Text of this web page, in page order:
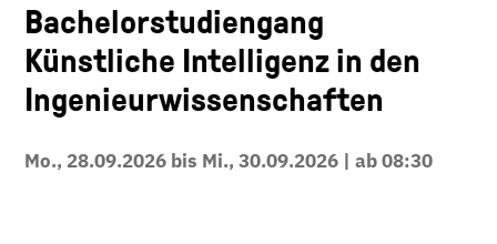
Bachelorstudiengang
Künstliche Intelligenz in den
Ingenieurwissenschaften
Mo., 28.09.2026 bis Mi., 30.09.2026 | ab 08:30